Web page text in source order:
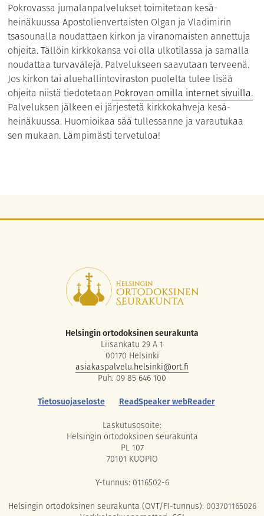
Pokrovassa jumalanpalvelukset toimitetaan kesä-
heinäkuussa Apostolienvertaisten Olgan ja Vladimirin
tsasounalla noudattaen kirkon ja viranomaisten annettuja
ohjeita. Tällöin kirkkokansa voi olla ulkotilassa ja samalla
noudattaa turvavälejä. Palvelukseen saavutaan terveenä.
Jos kirkon tai aluehallintoviraston puolelta tulee lisää
ohjeita niistä tiedotetaan Pokrovan omilla internet sivuilla.
Palveluksen jälkeen ei järjestetä kirkkokahveja kesä-
heinäkuussa. Huomioikaa sää tullessanne ja varautukaa
sen mukaan. Lämpimästi tervetuloa!
Helsingin ortodoksinen seurakunta
Liisankatu 29 A 1
00170 Helsinki
asiakaspalvelu.helsinki@ort.fi
Puh. 09 85 646 100
Tietosuojaseloste
ReadSpeaker webReader
Laskutusosoite:
Helsingin ortodoksinen seurakunta
PL 107
70101 KUOPIO
Y-tunnus: 0116502-6
Helsingin ortodoksinen seurakunta (OVT/FI-tunnus): 003701165026